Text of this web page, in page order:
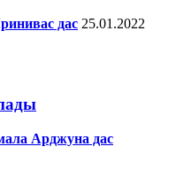
дас 25.01.2022
Арджуна дас